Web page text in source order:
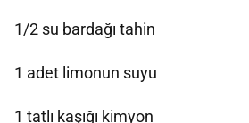
1/2 su bardağı tahin
1 adet limonun suyu
1 tatlı kaşığı kimyon